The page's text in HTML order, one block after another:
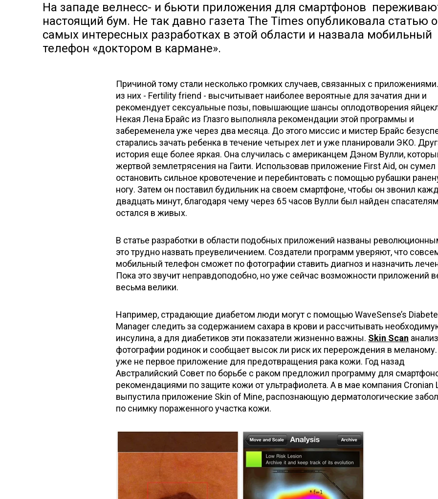
На западе велнесс- и бьюти приложения для смартфонов
настоящий бум. Не так давно газета The Times опубликовала статью о
самых интересных разработках в этой области и назвала мобильный
телефон «доктором в кармане».
Причиной тому стали несколько громких случаев, связанных с
из них - Fertility friend - высчитывает наиболее вероятные для зачатия дни и
рекомендует сексуальные позы, повышающие шансы оплодотворения
Некая Лена Брайс из Глазго выполняла рекомендации этой программы и
забеременела уже через два месяца. До этого миссис и мистер Брайс
старались зачать ребенка в течение четырех лет и уже планировали ЭКО.
история еще более яркая. Она случилась с американцем Дэном Вулли,
жертвой землетрясения на Гаити. Использовав приложение First Aid, он сумел
остановить сильное кровотечение и перебинтовать с помощью рубашки
ногу. Затем он поставил будильник на своем смартфоне, чтобы он звонил
двадцать минут, благодаря чему через 65 часов Вулли был найден
остался в живых.
В статье разработки в области подобных приложений названы
это трудно назвать преувеличением. Создатели программ уверяют, что
мобильный телефон сможет по фотографии ставить диагноз и назначить
Пока это звучит неправдоподобно, но уже сейчас возможности приложений
весьма велики.
Например, страдающие диабетом люди могут с помощью WaveSense’s
Manager следить за содержанием сахара в крови и рассчитывать
инсулина, а для диабетиков эти показатели жизненно важны. Skin Scan
фотографии родинок и сообщает высок ли риск их перерождения в
уже не первое приложение для предотвращения рака кожи. Год назад
Австралийский Совет по борьбе с раком предложил программу для
рекомендациями по защите кожи от ультрафиолета. А в мае компания Cronian
выпустила приложение Skin of Mine, распознающую дерматологические
по снимку пораженного участка кожи.